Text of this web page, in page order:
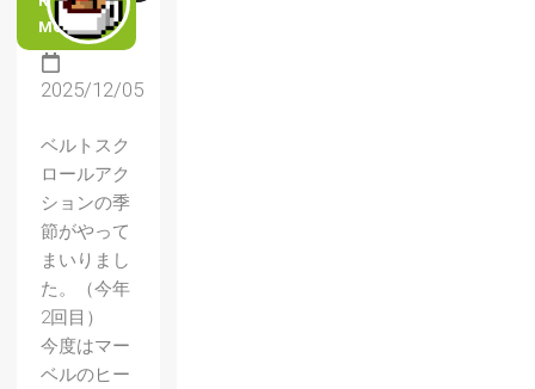
MORE
2025/12/05
ベルトスク
ロールアク
ションの季
節がやって
まいりまし
た。（今年
2回目）
今度はマー
ベルのヒー